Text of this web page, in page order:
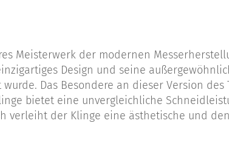
Meisterwerk der modernen
Design und seine
Das Besondere an dieser Version des
bietet eine unvergleichliche
verleiht der Klinge eine ästhetische und